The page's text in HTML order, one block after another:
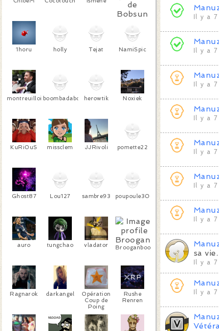
1horu holly Tejat NamiSpic
montreuilloisboombadaboomherowtik Noxiek
KuRiOuS missclem JJRivoli pomette22
Ghost87 Lou127 sambre93 poupoule3000
auro tungchao vladator Brooganboo
Ragnarok darkangel
Opération
Coup de
Poing
Rushe
Renren
Il y a
Il y a
Il y a
Il y a
Il y a
Il y a
Il y a
sa vie.
Il y a
Il y a